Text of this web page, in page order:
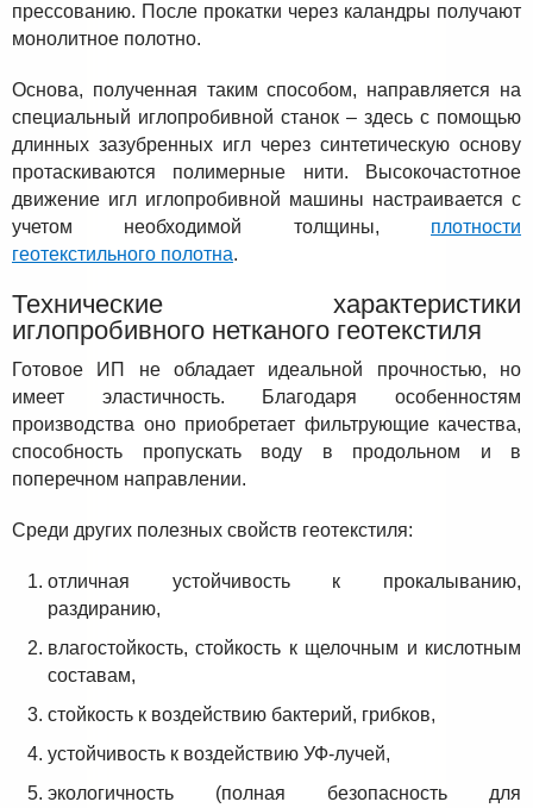
прессованию. После прокатки через каландры получают
монолитное полотно.
Основа, полученная таким способом, направляется на
специальный иглопробивной станок – здесь с помощью
длинных зазубренных игл через синтетическую основу
протаскиваются полимерные нити. Высокочастотное
движение игл иглопробивной машины настраивается с
учетом необходимой толщины, плотности
геотекстильного полотна.
Технические характеристики
иглопробивного нетканого геотекстиля
Готовое ИП не обладает идеальной прочностью, но
имеет эластичность. Благодаря особенностям
производства оно приобретает фильтрующие качества,
способность пропускать воду в продольном и в
поперечном направлении.
Среди других полезных свойств геотекстиля:
отличная устойчивость к прокалыванию,
раздиранию,
влагостойкость, стойкость к щелочным и кислотным
составам,
стойкость к воздействию бактерий, грибков,
устойчивость к воздействию УФ-лучей,
экологичность (полная безопасность для